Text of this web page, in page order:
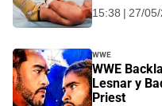
15:38 | 27/
WWE
WWE
Lesnar y
Priest